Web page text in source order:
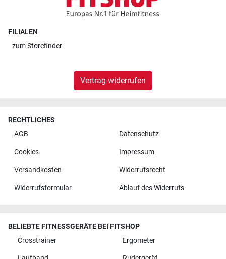
FILIALEN
zumStorefinder
Vertrag widerrufen
RECHTLICHES
AGB
Datenschutz
Cookies Impressum
Versandkosten Widerrufsrecht
Widerrufsformular Ablauf des Widerrufs
BELIEBTE FITNESSGERÄTE BEI FITSHOP
Crosstrainer
Ergometer